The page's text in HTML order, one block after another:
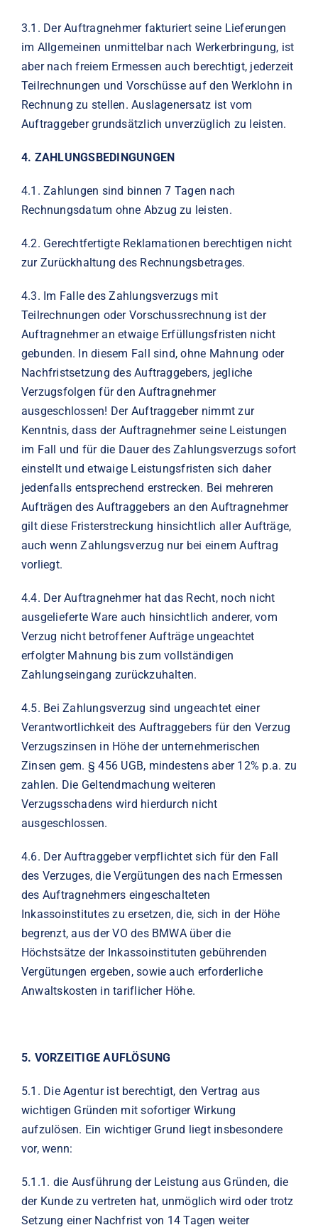
3.1. Der Auftragnehmer fakturiert seine Lieferungen
im Allgemeinen unmittelbar nach Werkerbringung, ist
aber nach freiem Ermessen auch berechtigt, jederzeit
Teilrechnungen und Vorschüsse auf den Werklohn in
Rechnung zu stellen. Auslagenersatz ist vom
Auftraggeber grundsätzlich unverzüglich zu leisten.
4. ZAHLUNGSBEDINGUNGEN
4.1.Zahlungen sind binnen 7 Tagen nach
Rechnungsdatum ohne Abzug zu leisten.
4.2. Gerechtfertigte Reklamationen berechtigen nicht
zur Zurückhaltung des Rechnungsbetrages.
4.3. Im Falle des Zahlungsverzugs mit
Teilrechnungen oder Vorschussrechnung ist der
Auftragnehmer an etwaige Erfüllungsfristen nicht
gebunden. In diesem Fall sind, ohne Mahnung oder
Nachfristsetzung des Auftraggebers, jegliche
Verzugsfolgen für den Auftragnehmer
ausgeschlossen! Der Auftraggeber nimmt zur
Kenntnis, dass der Auftragnehmer seine Leistungen
im Fall und für die Dauer des Zahlungsverzugs sofort
einstellt und etwaige Leistungsfristen sich daher
jedenfalls entsprechend erstrecken. Bei mehreren
Aufträgen des Auftraggebers an den Auftragnehmer
gilt diese Fristerstreckung hinsichtlich aller Aufträge,
auch wenn Zahlungsverzug nur bei einem Auftrag
vorliegt.
4.4. Der Auftragnehmer hat das Recht, noch nicht
ausgelieferte Ware auch hinsichtlich anderer, vom
Verzug nicht betroffener Aufträge ungeachtet
erfolgter Mahnung bis zum vollständigen
Zahlungseingang zurückzuhalten.
4.5. Bei Zahlungsverzug sind ungeachtet einer
Verantwortlichkeit des Auftraggebers für den Verzug
Verzugszinsen in Höhe der unternehmerischen
Zinsen gem. § 456 UGB, mindestens aber 12% p.a. zu
zahlen. Die Geltendmachung weiteren
Verzugsschadens wird hierdurch nicht
ausgeschlossen.
4.6. Der Auftraggeber verpflichtet sich für den Fall
des Verzuges, die Vergütungen des nach Ermessen
des Auftragnehmers eingeschalteten
Inkassoinstitutes zu ersetzen, die, sich in der Höhe
begrenzt, aus der VO des BMWA über die
Höchstsätze der Inkassoinstituten gebührenden
Vergütungen ergeben, sowie auch erforderliche
Anwaltskosten in tariflicher Höhe.
5. VORZEITIGE AUFLÖSUNG
5.1. Die Agentur ist berechtigt, den Vertrag aus
wichtigen Gründen mit sofortiger Wirkung
aufzulösen. Ein wichtiger Grund liegt insbesondere
vor, wenn:
5.1.1. die Ausführung der Leistung aus Gründen, die
der Kunde zu vertreten hat, unmöglich wird oder trotz
Setzung einer Nachfrist von 14 Tagen weiter